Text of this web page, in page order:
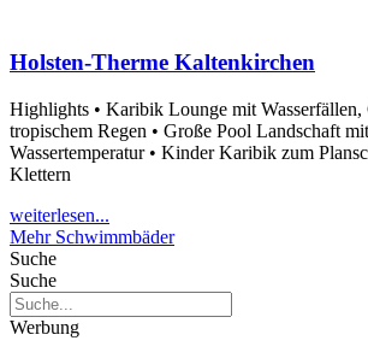
Holsten-Therme Kaltenkirchen
Highlights • Karibik Lounge mit
tropischem Regen • Große Pool Landschaft
Wassertemperatur • Kinder Karibik zum
Klettern
weiterlesen...
Mehr Schwimmbäder
Suche
Suche
Werbung